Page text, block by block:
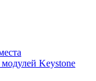
Keystone